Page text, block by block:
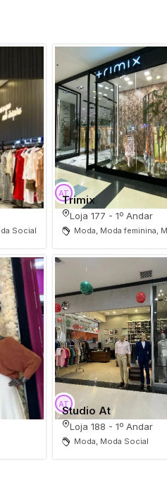
Social
Trimix
Loja 177 - 1º Andar
Moda, Moda feminina,
Studio At
Loja 188 - 1º Andar
Moda, Moda Social